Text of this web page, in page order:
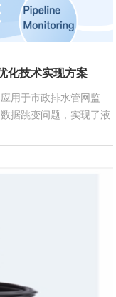
化技术实现方案
用于市政排水管网监
据跳变问题，实现了液